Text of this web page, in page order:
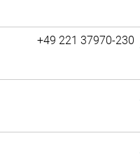
+49 221 37970-230